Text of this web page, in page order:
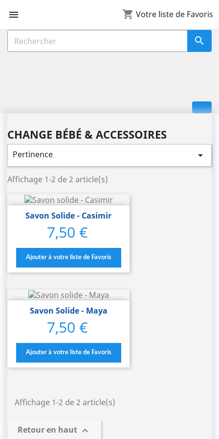
 shopping_cart Votre liste de Favoris

CHANGE BÉBÉ & ACCESSOIRES
Pertinence 
Affichage 1-2 de 2 article(s)
Savon Solide - Casimir
Prix
7,50 €
Ajouter à votre liste de Favoris
Savon Solide - Maya
Prix
7,50 €
Ajouter à votre liste de Favoris
Affichage 1-2 de 2 article(s)
Retour en haut 